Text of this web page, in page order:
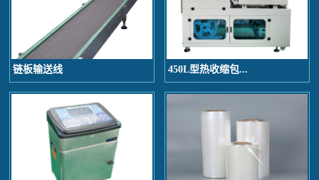
链板输送线 450L型热收缩包...